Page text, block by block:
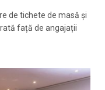
de tichete de masă și
față de angajații